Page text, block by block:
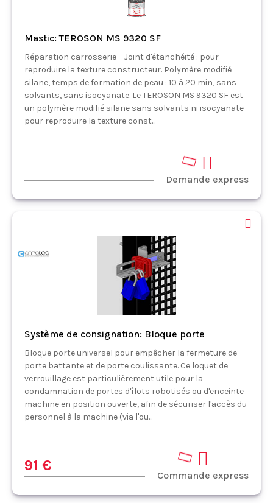
Mastic: TEROSON MS 9320 SF
Réparation carrosserie – Joint d'étanchéité : pour
reproduire la texture constructeur. Polymère modifié
silane, temps de formation de peau : 10 à 20 min, sans
solvants, sans isocyanate. Le TEROSON MS 9320 SF est
un polymère modifié silane sans solvants ni isocyanate
pour reproduire la texture const...
Demande express
Système de consignation: Bloque porte
Bloque porte universel pour empêcher la fermeture de
porte battante et de porte coulissante. Ce loquet de
verrouillage est particulièrement utile pour la
condamnation de portes d'îlots robotisés ou d'enceinte
machine en position ouverte, afin de sécuriser l'accès du
personnel à la machine (via l'ou...
91 €
Commande express